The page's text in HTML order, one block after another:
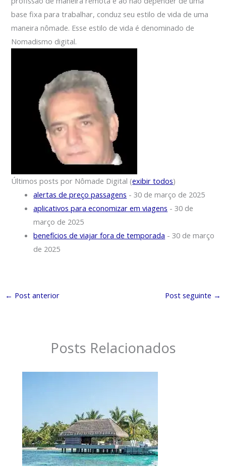
base fixa para trabalhar, conduz seu estilo de vida de uma
maneira nômade. Esse estilo de vida é denominado de
Nomadismo digital.
Últimos posts por Nômade Digital (exibir todos)
alertas de preço passagens - 30 de março de 2025
aplicativos para economizar em viagens - 30 de
março de 2025
benefícios de viajar fora de temporada - 30 de março
de 2025
← Post anterior Post seguinte →
Posts Relacionados